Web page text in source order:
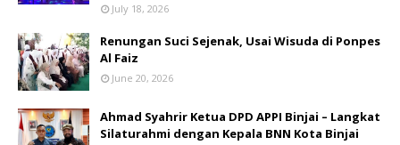
July 18, 2026
Renungan Suci Sejenak, Usai Wisuda di Ponpes
Al Faiz
June 20, 2026
Ahmad Syahrir Ketua DPD APPI Binjai – Langkat
Silaturahmi dengan Kepala BNN Kota Binjai